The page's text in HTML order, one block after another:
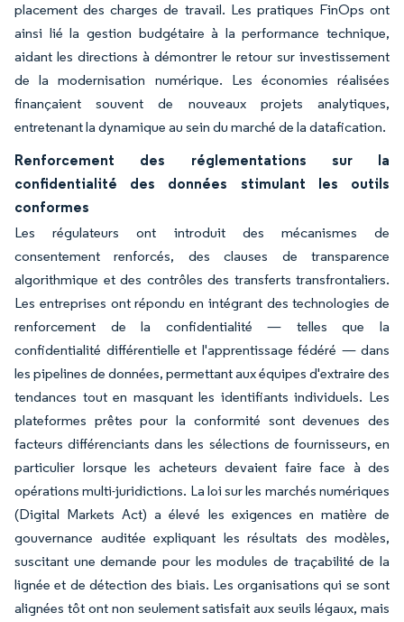
placement des charges de travail. Les pratiques FinOps ont
ainsi lié la gestion budgétaire à la performance technique,
aidant les directions à démontrer le retour sur investissement
de la modernisation numérique. Les économies réalisées
finançaient souvent de nouveaux projets analytiques,
entretenant la dynamique au sein du marché de la datafication.
Renforcement des réglementations sur la
confidentialité des données stimulant les outils
conformes
Les régulateurs ont introduit des mécanismes de
consentement renforcés, des clauses de transparence
algorithmique et des contrôles des transferts transfrontaliers.
Les entreprises ont répondu en intégrant des technologies de
renforcement de la confidentialité — telles que la
confidentialité différentielle et l'apprentissage fédéré — dans
les pipelines de données, permettant aux équipes d'extraire des
tendances tout en masquant les identifiants individuels. Les
plateformes prêtes pour la conformité sont devenues des
facteurs différenciants dans les sélections de fournisseurs, en
particulier lorsque les acheteurs devaient faire face à des
opérations multi-juridictions. La loi sur les marchés numériques
(Digital Markets Act) a élevé les exigences en matière de
gouvernance auditée expliquant les résultats des modèles,
suscitant une demande pour les modules de traçabilité de la
lignée et de détection des biais. Les organisations qui se sont
alignées tôt ont non seulement satisfait aux seuils légaux, mais